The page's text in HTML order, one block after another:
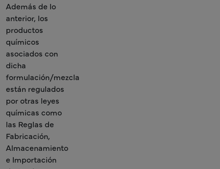
Además de lo
anterior, los
productos
químicos
asociados con
dicha
formulación/mezcla
están regulados
por otras leyes
químicas como
las Reglas de
Fabricación,
Almacenamiento
e Importación